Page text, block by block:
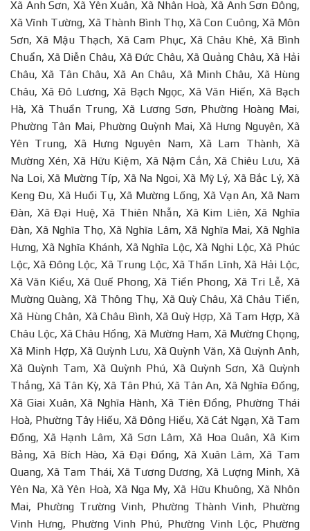
Xã Anh Sơn, Xã Yên Xuân, Xã Nhân Hoà, Xã Anh Sơn Đông,
Xã Vĩnh Tường, Xã Thành Bình Thọ, Xã Con Cuông, Xã Môn
Sơn, Xã Mậu Thạch, Xã Cam Phục, Xã Châu Khê, Xã Bình
Chuẩn, Xã Diễn Châu, Xã Đức Châu, Xã Quảng Châu, Xã Hải
Châu, Xã Tân Châu, Xã An Châu, Xã Minh Châu, Xã Hùng
Châu, Xã Đô Lương, Xã Bạch Ngọc, Xã Văn Hiến, Xã Bạch
Hà, Xã Thuần Trung, Xã Lương Sơn, Phường Hoàng Mai,
Phường Tân Mai, Phường Quỳnh Mai, Xã Hưng Nguyên, Xã
Yên Trung, Xã Hưng Nguyên Nam, Xã Lam Thành, Xã
Mường Xén, Xã Hữu Kiệm, Xã Nậm Cắn, Xã Chiêu Lưu, Xã
Na Loi, Xã Mường Típ, Xã Na Ngoi, Xã Mỹ Lý, Xã Bắc Lý, Xã
Keng Đu, Xã Huồi Tụ, Xã Mường Lống, Xã Vạn An, Xã Nam
Đàn, Xã Đại Huệ, Xã Thiên Nhẫn, Xã Kim Liên, Xã Nghĩa
Đàn, Xã Nghĩa Thọ, Xã Nghĩa Lâm, Xã Nghĩa Mai, Xã Nghĩa
Hưng, Xã Nghĩa Khánh, Xã Nghĩa Lộc, Xã Nghi Lộc, Xã Phúc
Lộc, Xã Đông Lộc, Xã Trung Lộc, Xã Thần Lĩnh, Xã Hải Lộc,
Xã Văn Kiều, Xã Quế Phong, Xã Tiền Phong, Xã Tri Lễ, Xã
Mường Quàng, Xã Thông Thụ, Xã Quỳ Châu, Xã Châu Tiến,
Xã Hùng Chân, Xã Châu Bình, Xã Quỳ Hợp, Xã Tam Hợp, Xã
Châu Lộc, Xã Châu Hồng, Xã Mường Ham, Xã Mường Chọng,
Xã Minh Hợp, Xã Quỳnh Lưu, Xã Quỳnh Văn, Xã Quỳnh Anh,
Xã Quỳnh Tam, Xã Quỳnh Phú, Xã Quỳnh Sơn, Xã Quỳnh
Thắng, Xã Tân Kỳ, Xã Tân Phú, Xã Tân An, Xã Nghĩa Đồng,
Xã Giai Xuân, Xã Nghĩa Hành, Xã Tiên Đồng, Phường Thái
Hoà, Phường Tây Hiếu, Xã Đông Hiếu, Xã Cát Ngạn, Xã Tam
Đồng, Xã Hạnh Lâm, Xã Sơn Lâm, Xã Hoa Quân, Xã Kim
Bảng, Xã Bích Hào, Xã Đại Đồng, Xã Xuân Lâm, Xã Tam
Quang, Xã Tam Thái, Xã Tương Dương, Xã Lượng Minh, Xã
Yên Na, Xã Yên Hoà, Xã Nga My, Xã Hữu Khuông, Xã Nhôn
Mai, Phường Trường Vinh, Phường Thành Vinh, Phường
Vinh Hưng, Phường Vinh Phú, Phường Vinh Lộc, Phường